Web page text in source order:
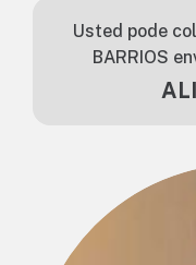
Usted pode
BARRIOS